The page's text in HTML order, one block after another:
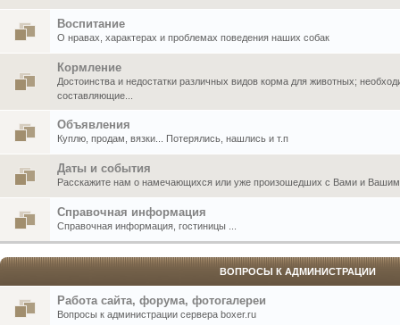
Воспитание
О нравах, характерах и проблемах поведения наших собак
Кормление
Достоинства и недостатки различных видов корма для животных;
составляющие...
Объявления
Куплю, продам, вязки... Потерялись, нашлись и т.п
Даты и события
Расскажите нам о намечающихся или уже произошедших с Вами и
Справочная информация
Справочная информация, гостиницы ...
ВОПРОСЫ К АДМИНИСТРАЦИИ
Работа сайта, форума, фотогалереи
Вопросы к администрации сервера boxer.ru